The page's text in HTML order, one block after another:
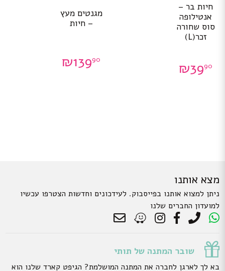
חיות בר –
אנטילופה
סוס שחורה
זכר(L)
₪3990
מגנטים מעץ
– חיות
₪13990
מצא אותנו
ניתן למצוא אותנו בפייסבוק. לעידכונים וחדשות הצטרפו עכשיו
למועדון החברים שלנו
שובר המתנה של תותי
בא לך לארגן לחברה את המתנה המושלמת? הגיפט קארד שלנו הוא